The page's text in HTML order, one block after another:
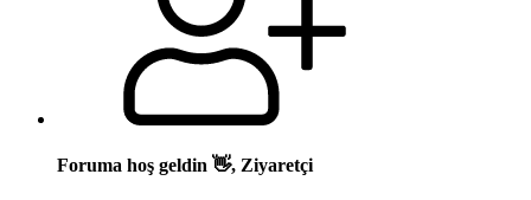
Foruma hoş geldin 👋, Ziyaretçi